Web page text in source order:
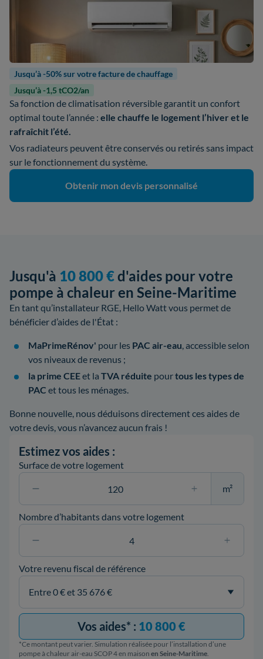
Jusqu’à -50% sur votre facture de chauffage
Jusqu’à -1,5 tCO2/an
Sa fonction de climatisation réversible garantit un confort
optimal toute l’année : elle chauffe le logement l’hiver et le
rafraîchit l’été.
Vos radiateurs peuvent être conservés ou retirés sans impact
sur le fonctionnement du système.
Obtenir mon devis personnalisé
Jusqu'à 10 800 €d'aides pour votre
pompe à chaleur en Seine-Maritime
En tant qu’installateur RGE, Hello Watt vous permet de
bénéficier d’aides de l'État :
MaPrimeRénov' pour les PAC air-eau, accessible selon
vos niveaux de revenus ;
la prime CEEet la TVA réduite pourtous les types de
PAC et tous les ménages.
Bonne nouvelle, nous déduisons directement ces aides de
votre devis, vous n’avancez aucun frais !
Estimez vos aides :
Surface de votre logement
m²
Nombre d’habitants dans votre logement
Votre revenu fiscal de référence
Vos aides* : 10 800 €
*Ce montant peut varier. Simulation réalisée pour l’installation d’une
pompe à chaleur air-eau SCOP 4 en maison en Seine-Maritime.